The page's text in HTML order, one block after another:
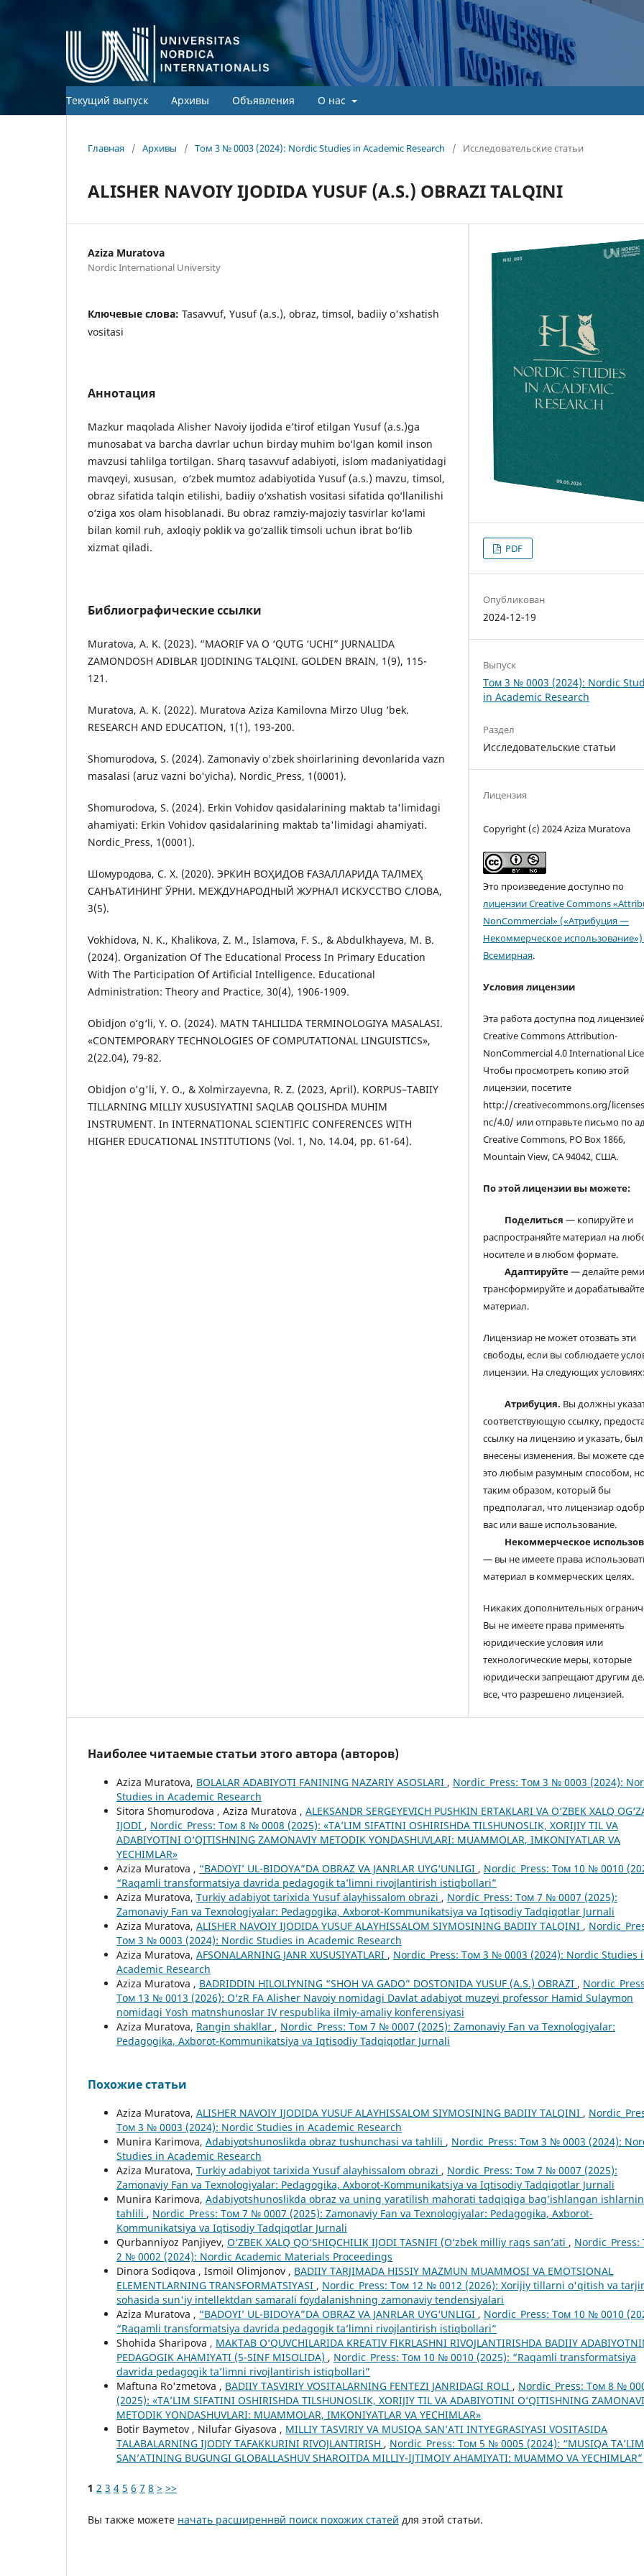
Текущий выпуск Архивы Объявления О нас
Главная / Архивы / Том 3 № 0003 (2024): Nordic Studies in Academic Research / Исследовательские статьи
ALISHER NAVOIY IJODIDA YUSUF (A.S.) OBRAZI TALQINI
Aziza Muratova
Nordic International University
Ключевые слова: Tasavvuf, Yusuf (a.s.), obraz, timsol, badiiy o'xshatish
vositasi
Аннотация
Mazkur maqolada Alisher Navoiy ijodida e’tirof etilgan Yusuf (a.s.)ga
munosabat va barcha davrlar uchun birday muhim bo‘lgan komil inson
mavzusi tahlilga tortilgan. Sharq tasavvuf adabiyoti, islom madaniyatidagi
mavqeyi, xususan, o‘zbek mumtoz adabiyotida Yusuf (a.s.) mavzu, timsol,
obraz sifatida talqin etilishi, badiiy o‘xshatish vositasi sifatida qo‘llanilishi
o‘ziga xos olam hisoblanadi. Bu obraz ramziy-majoziy tasvirlar ko‘lami
bilan komil ruh, axloqiy poklik va go‘zallik timsoli uchun ibrat bo‘lib
xizmat qiladi.
Библиографические ссылки
Muratova, A. K. (2023). “MAORIF VA O ‘QUTG ‘UCHI” JURNALIDA
ZAMONDOSH ADIBLAR IJODINING TALQINI. GOLDEN BRAIN, 1(9), 115-
121.
Muratova, A. K. (2022). Muratova Aziza Kamilovna Mirzo Ulug ‘bek.
RESEARCH AND EDUCATION, 1(1), 193-200.
Shomurodova, S. (2024). Zamonaviy o'zbek shoirlarining devonlarida vazn
masalasi (aruz vazni bo'yicha). Nordic_Press, 1(0001).
Shomurodova, S. (2024). Erkin Vohidov qasidalarining maktab ta'limidagi
ahamiyati: Erkin Vohidov qasidalarining maktab ta'limidagi ahamiyati.
Nordic_Press, 1(0001).
Шомуродова, С. Х. (2020). ЭРКИН ВОҲИДОВ ҒАЗАЛЛАРИДА ТАЛМЕҲ
САНЪАТИНИНГ ЎРНИ. МЕЖДУНАРОДНЫЙ ЖУРНАЛ ИСКУССТВО СЛОВА,
3(5).
Vokhidova, N. K., Khalikova, Z. M., Islamova, F. S., & Abdulkhayeva, M. B.
(2024). Organization Of The Educational Process In Primary Education
With The Participation Of Artificial Intelligence. Educational
Administration: Theory and Practice, 30(4), 1906-1909.
Obidjon o‘g‘li, Y. O. (2024). MATN TAHLILIDA TERMINOLOGIYA MASALASI.
«CONTEMPORARY TECHNOLOGIES OF COMPUTATIONAL LINGUISTICS»,
2(22.04), 79-82.
Obidjon o'g'li, Y. O., & Xolmirzayevna, R. Z. (2023, April). KORPUS–TABIIY
TILLARNING MILLIY XUSUSIYATINI SAQLAB QOLISHDA MUHIM
INSTRUMENT. In INTERNATIONAL SCIENTIFIC CONFERENCES WITH
HIGHER EDUCATIONAL INSTITUTIONS (Vol. 1, No. 14.04, pp. 61-64).
PDF
Опубликован
2024-12-19
Выпуск
Том 3 № 0003 (2024): Nordic
in Academic Research
Раздел
Исследовательские статьи
Лицензия
Copyright (c) 2024 Aziza Muratova
Это произведение доступно по
лицензии Creative Commons
NonCommercial» («Атрибуция —
Некоммерческое использование»)
Всемирная.
Условия лицензии
Эта работа доступна под
Creative Commons Attribution-
NonCommercial 4.0 International
Чтобы просмотреть копию этой
лицензии, посетите
http://creativecommons.org/
nc/4.0/ или отправьте письмо по
Creative Commons, PO Box 1866,
Mountain View, CA 94042, США.
По этой лицензии вы можете:
Поделиться — копируйте и
распространяйте материал на
носителе и в любом формате.
Адаптируйте— делайте
трансформируйте и дорабатывайте
материал.
Лицензиар не может отозвать эти
свободы, если вы соблюдаете
лицензии. На следующих условиях:
Атрибуция. Вы должны
соответствующую ссылку,
ссылку на лицензию и указать,
внесены изменения. Вы можете
это любым разумным способом,
таким образом, который бы
предполагал, что лицензиар
вас или ваше использование.
Некоммерческое
— вы не имеете права
материал в коммерческих целях.
Никаких дополнительных
Вы не имеете права применять
юридические условия или
технологические меры, которые
юридически запрещают другим
все, что разрешено лицензией.
Наиболее читаемые статьи этого автора (авторов)
Aziza Muratova, BOLALAR ADABIYOTI FANINING NAZARIY ASOSLARI , Nordic_Press: Том 3 № 0003 (2024):
Studies in Academic Research
Sitora Shomurodova , Aziza Muratova , ALEKSANDR SERGEYEVICH PUSHKIN ERTAKLARI VA O‘ZBEK XALQ
IJODI , Nordic_Press: Том 8 № 0008 (2025): «TA’LIM SIFATINI OSHIRISHDA TILSHUNOSLIK, XORIJIY TIL VA
ADABIYOTINI O‘QITISHNING ZAMONAVIY METODIK YONDASHUVLARI: MUAMMOLAR, IMKONIYATLAR VA
YECHIMLAR»
Aziza Muratova , “BADOYI’ UL-BIDOYA”DA OBRAZ VA JANRLAR UYG‘UNLIGI , Nordic_Press: Том 10 № 0010
“Raqamli transformatsiya davrida pedagogik ta’limni rivojlantirish istiqbollari”
Aziza Muratova, Turkiy adabiyot tarixida Yusuf alayhissalom obrazi , Nordic_Press: Том 7 № 0007 (2025):
Zamonaviy Fan va Texnologiyalar: Pedagogika, Axborot-Kommunikatsiya va Iqtisodiy Tadqiqotlar Jurnali
Aziza Muratova, ALISHER NAVOIY IJODIDA YUSUF ALAYHISSALOM SIYMOSINING BADIIY TALQINI ,
Том 3 № 0003 (2024): Nordic Studies in Academic Research
Aziza Muratova, AFSONALARNING JANR XUSUSIYATLARI , Nordic_Press: Том 3 № 0003 (2024): Nordic Studies
Academic Research
Aziza Muratova , BADRIDDIN HILOLIYNING “SHOH VA GADO” DOSTONIDA YUSUF (A.S.) OBRAZI ,
Том 13 № 0013 (2026): O‘zR FA Alisher Navoiy nomidagi Davlat adabiyot muzeyi professor Hamid Sulaymon
nomidagi Yosh matnshunoslar IV respublika ilmiy-amaliy konferensiyasi
Aziza Muratova, Rangin shakllar , Nordic_Press: Том 7 № 0007 (2025): Zamonaviy Fan va Texnologiyalar:
Pedagogika, Axborot-Kommunikatsiya va Iqtisodiy Tadqiqotlar Jurnali
Похожие статьи
Aziza Muratova, ALISHER NAVOIY IJODIDA YUSUF ALAYHISSALOM SIYMOSINING BADIIY TALQINI ,
Том 3 № 0003 (2024): Nordic Studies in Academic Research
Munira Karimova, Adabiyotshunoslikda obraz tushunchasi va tahlili , Nordic_Press: Том 3 № 0003 (2024):
Studies in Academic Research
Aziza Muratova, Turkiy adabiyot tarixida Yusuf alayhissalom obrazi , Nordic_Press: Том 7 № 0007 (2025):
Zamonaviy Fan va Texnologiyalar: Pedagogika, Axborot-Kommunikatsiya va Iqtisodiy Tadqiqotlar Jurnali
Munira Karimova, Adabiyotshunoslikda obraz va uning yaratilish mahorati tadqiqiga bag’ishlangan
tahlili , Nordic_Press: Том 7 № 0007 (2025): Zamonaviy Fan va Texnologiyalar: Pedagogika, Axborot-
Kommunikatsiya va Iqtisodiy Tadqiqotlar Jurnali
Qurbanniyoz Panjiyev, O‘ZBEK XALQ QO‘SHIQCHILIK IJODI TASNIFI (O‘zbek milliy raqs san’ati , Nordic_Press:
2 № 0002 (2024): Nordic Academic Materials Proceedings
Dinora Sodiqova , Ismoil Olimjonov , BADIIY TARJIMADA HISSIY MAZMUN MUAMMOSI VA EMOTSIONAL
ELEMENTLARNING TRANSFORMATSIYASI , Nordic_Press: Том 12 № 0012 (2026): Xorijiy tillarni o'qitish va
sohasida sun'iy intellektdan samarali foydalanishning zamonaviy tendensiyalari
Aziza Muratova , “BADOYI’ UL-BIDOYA”DA OBRAZ VA JANRLAR UYG‘UNLIGI , Nordic_Press: Том 10 № 0010
“Raqamli transformatsiya davrida pedagogik ta’limni rivojlantirish istiqbollari”
Shohida Sharipova , MAKTAB O‘QUVCHILARIDA KREATIV FIKRLASHNI RIVOJLANTIRISHDA BADIIY
PEDAGOGIK AHAMIYATI (5-SINF MISOLIDA) , Nordic_Press: Том 10 № 0010 (2025): “Raqamli transformatsiya
davrida pedagogik ta’limni rivojlantirish istiqbollari”
Maftuna Ro'zmetova , BADIIY TASVIRIY VOSITALARNING FENTEZI JANRIDAGI ROLI , Nordic_Press: Том 8 №
(2025): «TA’LIM SIFATINI OSHIRISHDA TILSHUNOSLIK, XORIJIY TIL VA ADABIYOTINI O‘QITISHNING
METODIK YONDASHUVLARI: MUAMMOLAR, IMKONIYATLAR VA YECHIMLAR»
Botir Baymetov , Nilufar Giyasova , MILLIY TASVIRIY VA MUSIQA SAN’ATI INTYEGRASIYASI VOSITASIDA
TALABALARNING IJODIY TAFAKKURINI RIVOJLANTIRISH , Nordic_Press: Том 5 № 0005 (2024): “MUSIQA
SAN’ATINING BUGUNGI GLOBALLASHUV SHAROITDA MILLIY-IJTIMOIY AHAMIYATI: MUAMMO VA YECHIMLAR”
1 2 3 4 5 6 7 8 > >>
Вы также можете начать расширеннвй поиск похожих статей для этой статьи.